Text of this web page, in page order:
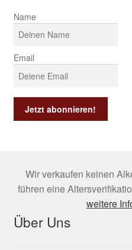
Name
Email
Wir verkaufen keinen
führen eine
weitere
Über Uns